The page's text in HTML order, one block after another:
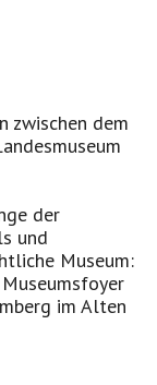
zwischen dem
der
und
Museum:
im Alten